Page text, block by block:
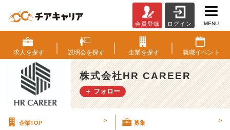
活
迷
子
の
学
生
会員登録 ログイン MENU
求人を探す 説明会を探す 企業を探す 就職イベント
株式会社HR CAREER
＋ フォロー
企業TOP > 募集 >